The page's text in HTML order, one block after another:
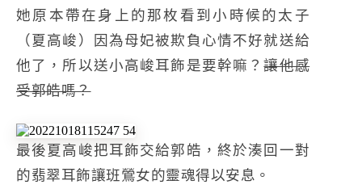
她原本帶在身上的那枚看到小時候的太子
（夏高峻）因為母妃被欺負心情不好就送給
他了，所以送小高峻耳飾是要幹嘛？讓他感
受郭皓嗎？
最後夏高峻把耳飾交給郭皓，終於湊回一對
的翡翠耳飾讓班鶯女的靈魂得以安息。